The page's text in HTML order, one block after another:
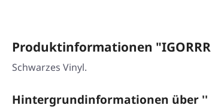
Produktinformationen "IGORRR
Schwarzes Vinyl.
Hintergrundinformationen über ''